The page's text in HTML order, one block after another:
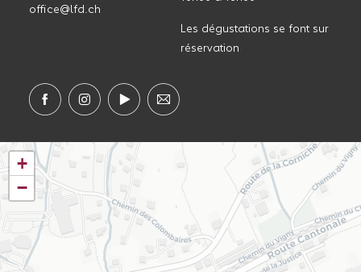
office@lfd.ch
Les dégustations se font sur
réservation
+
−